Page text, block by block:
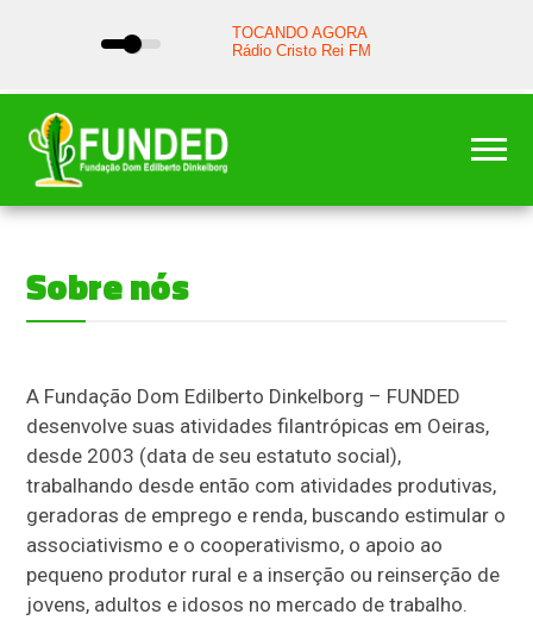
Sobre nós
A Fundação Dom Edilberto Dinkelborg – FUNDED
desenvolve suas atividades filantrópicas em Oeiras,
desde 2003 (data de seu estatuto social),
trabalhando desde então com atividades produtivas,
geradoras de emprego e renda, buscando estimular o
associativismo e o cooperativismo, o apoio ao
pequeno produtor rural e a inserção ou reinserção de
jovens, adultos e idosos no mercado de trabalho.